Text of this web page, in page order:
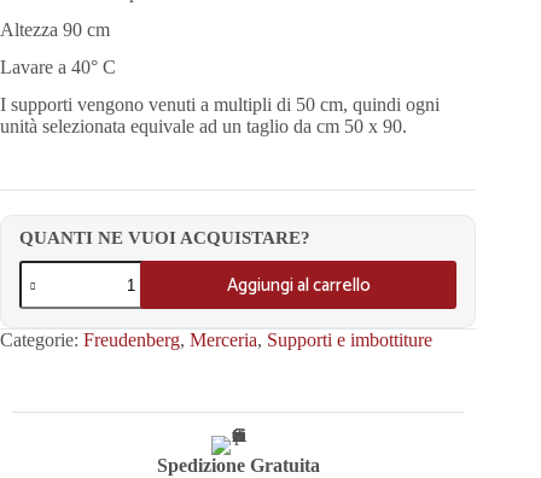
Altezza 90 cm
Lavare a 40° C
I supporti vengono venuti a multipli di 50 cm, quindi ogni
unità selezionata equivale ad un taglio da cm 50 x 90.
QUANTI NE VUOI ACQUISTARE?
Aggiungi al carrello
Categorie: Freudenberg, Merceria, Supporti e imbottiture
Spedizione Gratuita